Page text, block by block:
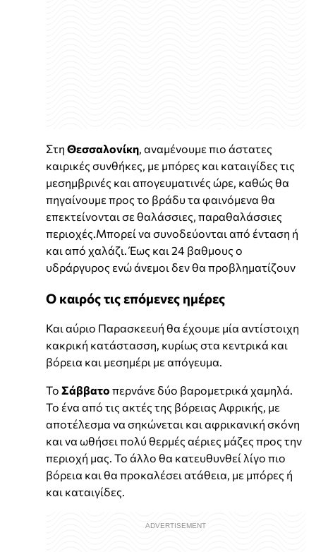
Στη Θεσσαλονίκη , αναμένουμε πιο άστατες
καιρικές συνθήκες, με μπόρες και καταιγίδες τις
μεσημβρινές και απογευματινές ώρε, καθώς θα
πηγαίνουμε προς το βράδυ τα φαινόμενα θα
επεκτείνονται σε θαλάσσιες, παραθαλάσσιες
περιοχές.Μπορεί να συνοδεύονται από ένταση ή
και από χαλάζι. Έως και 24 βαθμους ο
υδράργυρος ενώ άνεμοι δεν θα προβληματίζουν
Ο καιρός τις επόμενες ημέρες
Και αύριο Παρασκεευή θα έχουμε μία αντίστοιχη
κακρική κατάστασση, κυρίως στα κεντρικά και
βόρεια και μεσημέρι με απόγευμα.
Το Σάββατο περνάνε δύο βαρομετρικά χαμηλά.
Το ένα από τις ακτές της βόρειας Αφρικής, με
αποτέλεσμα να σηκώνεται και αφρικανική σκόνη
και να ωθήσει πολύ θερμές αέριες μάζες προς την
περιοχή μας. Το άλλο θα κατευθυνθεί λίγο πιο
βόρεια και θα προκαλέσει ατάθεια, με μπόρες ή
και καταιγίδες.